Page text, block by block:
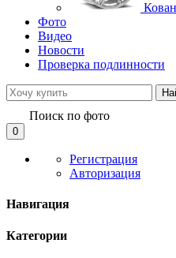
Фото
Видео
Новости
Проверка подлинности
Поиск по фото
0
Регистрация
Авторизация
Навигация
Категории